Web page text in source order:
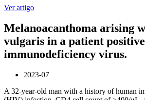
Ver artigo
Melanoacanthoma arising
vulgaris in a patient
immunodeficiency virus.
2023-07
A 32-year-old man with a history of human